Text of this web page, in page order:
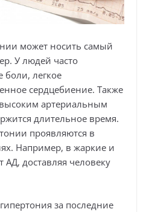
может носить самый
У людей часто
боли, легкое
сердцебиение. Также
артериальным
длительное время.
проявляются в
Например, в жаркие и
доставляя человеку
за последние